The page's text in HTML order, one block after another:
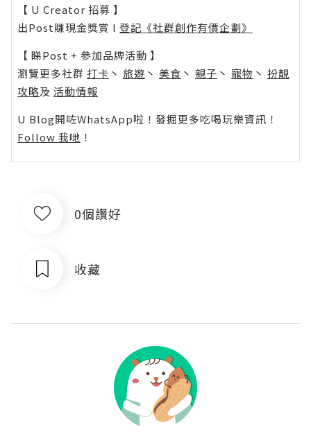
【 U Creator 招募 】
出Post賺現金獎賞 l 登記《社群創作有價企劃》
【 睇Post + 參加品牌活動 】
瀏覽更多社群 打卡 丶 旅遊 丶 美食 丶 親子 丶 寵物 丶 扮靚
攻略及 活動情報
U Blog開咗WhatsApp啦！發掘更多吃喝玩樂資訊！
Follow 我哋 ！
0個讚好
收藏